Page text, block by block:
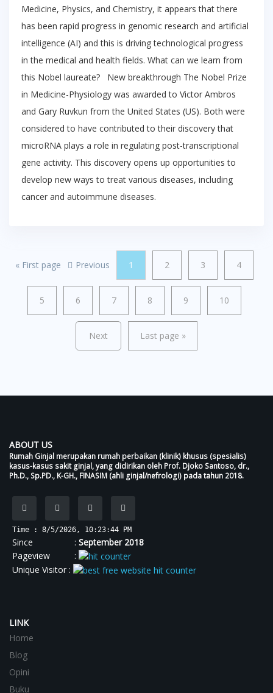
Medicine, Physics, and Chemistry, it appears that there
has been rapid progress in genomic research and artificial
intelligence (AI) and this is driving technological progress
in the medical and health fields. What can we learn from
this Nobel laureate? New breakthrough The Nobel Prize
in Medicine-Physiology was awarded to Victor Ambros
and Gary Ruvkun from the United States (US). Both were
considered to have contributed to their discovery that
microRNA plays a role in regulating post-transcriptional
gene activity. This discovery opens up opportunities to
develop new ways to treat various diseases, including
cancer and autoimmune diseases.
« First page Previous 1 2 3 4
5 6 7 8 9 10
Next Last page »
ABOUT US
Rumah Ginjal merupakan rumah perbaikan (klinik) khusus (spesialis)
kasus-kasus sakit ginjal, yang didirikan oleh Prof. Djoko Santoso, dr.,
Ph.D., Sp.PD., K-GH., FINASIM (ahli ginjal/nefrologi) pada tahun 2018.
Time : 8/5/2026, 10:23:44 PM
Since : September 2018
Pageview :
Unique Visitor :
LINK
Home
Blog
Opini
Buku